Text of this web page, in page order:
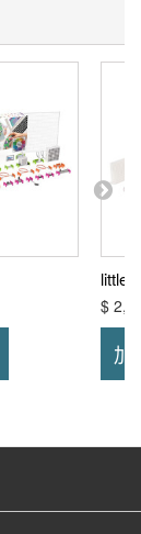
$
加